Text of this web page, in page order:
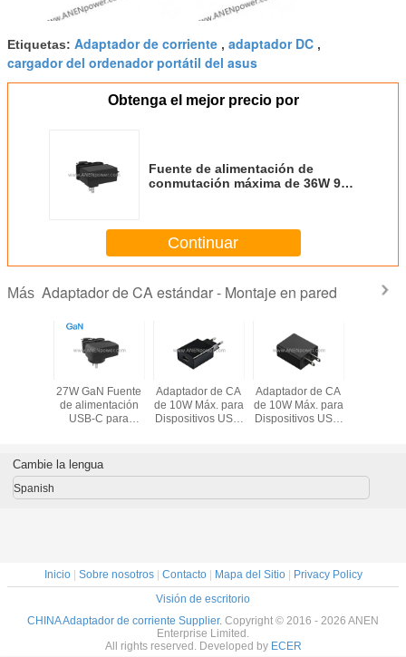
Etiquetas: Adaptador de corriente , adaptador DC ,
cargador del ordenador portátil del asus
Obtenga el mejor precio por
Fuente de alimentación de
conmutación máxima de 36W 9V
de red
Continuar
Más Adaptador de CA estándar - Montaje en pared
15V
de
viaje
27W GaN Fuente
de alimentación
USB-C para
Adaptador de CA
de alta eficiencia
compacto
Adaptador de CA
de 10W Máx. para
Dispositivos USB,
Alimentación
Adaptador de CA
de 10W Máx. para
Dispositivos USB,
Alimentación
de carga
Cambie la lengua
Spanish
Inicio| Sobre nosotros| Contacto| Mapa del Sitio|
Privacy Policy
Visión de escritorio
CHINA Adaptador de corriente Supplier. Copyright © 2016 - 2026 ANEN
Enterprise Limited.
All rights reserved. Developed by ECER